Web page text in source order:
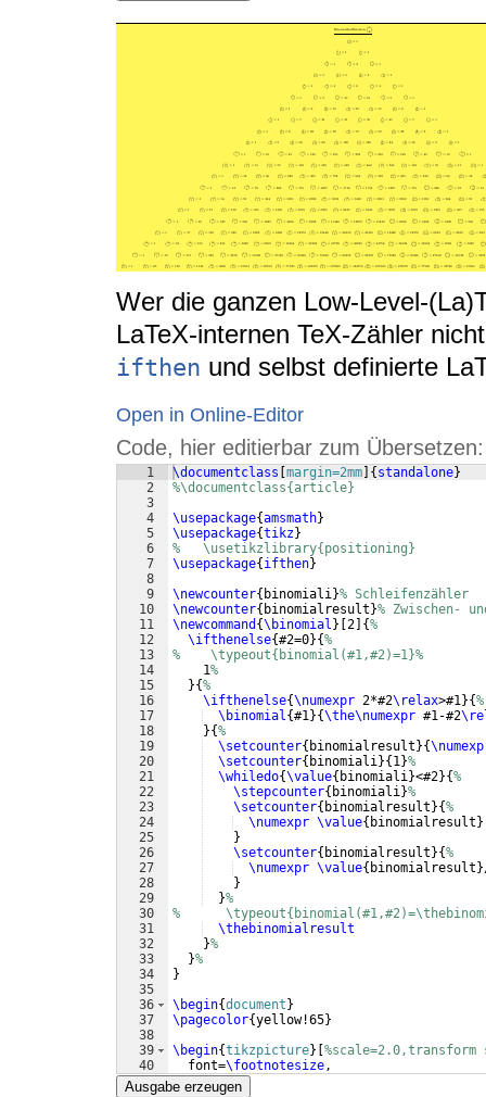
Wer die ganzen Low-Level-
LaTeX-internen TeX-Zähler
ifthen und selbst definierte
Open in Online-Editor
Code, hier editierbar zum Übersetzen:
1
2
3
4
5
6
7
8
9
10
11
12
13
14
15
16
17
18
19
20
21
22
23
24
25
26
27
28
29
30
31
32
33
34
35
36
37
38
39
40
41
\documentclass margin=2mm { standalone}
%\documentclass{article}
\usepackage{amsmath}
\usepackage{tikz}
%   \usetikzlibrary{positioning}
\usepackage{ ifthen}
\newcounter{ binomiali}% Schleifenzähler
\newcounter{ binomialresult }% Zwischen-
\newcommand {\binomial } 2 {%
\ifthenelse{#2=0}{%
%    \typeout{binomial(#1,#2)=1}%
    1
%
}{%
\ifthenelse{\numexpr 2*#2\relax>#1}{%
\binomial{#1}{\the\numexpr #1-#2
}{%
\setcounter{ binomialresult }{
\setcounter{ binomiali}{ 1}%
\whiledo{\value{ binomiali}<#2}{%
\stepcounter{ binomiali}%
\setcounter{ binomialresult }{%
\numexpr \value{ binomialresult }
}
\setcounter{ binomialresult }{%
\numexpr \value{ binomialresult }
}
}%
%
\thebinomialresult
}%
}%
}
\begin{document }
\pagecolor{yellow!65}
\begin{tikzpicture}
  font=
\footnotesize,
]
Ausgabe erzeugen